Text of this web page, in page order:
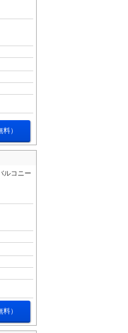
）
ルコニー
）